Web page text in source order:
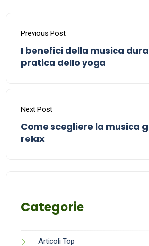
Previous Post
I benefici della musica
pratica dello yoga
Next Post
Come scegliere la musica
relax
Categorie
Articoli Top